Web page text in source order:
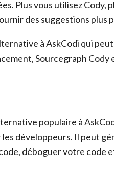
Plus vous utilisez Cody,
des suggestions plus
à AskCodi qui
Sourcegraph Cody
populaire à
développeurs. Il peut
déboguer votre code